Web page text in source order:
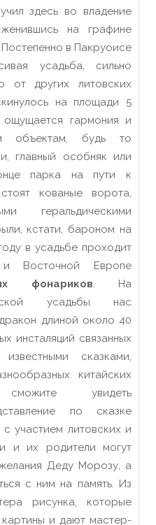
здесь во владение
на графине
в Пакруоисе
усадьба, сильно
от других литовских
на площади 5
ощущается гармония и
объектам, будь то
главный особняк или
парка на пути к
кованые ворота,
геральдическими
кстати, бароном на
в усадьбе проходит
Восточной Европе
фонариков. На
усадьбы нас
длиной около 40
инсталяций связанных
сказками,
китайских
увидеть
по сказке
участием литовских и
и их родители могут
Деду Морозу, а
с ним на память. Из
рисунка, которые
и дают мастер-